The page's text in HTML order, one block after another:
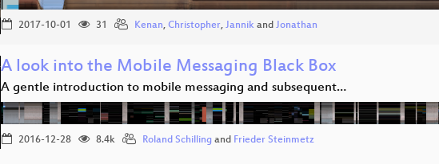
2017-10-01 31 Kenan, Christopher, Jannik and Jonathan
A look into the Mobile Messaging Black Box
A gentle introduction to mobile messaging and subsequent…
2016-12-28 8.4k Roland Schilling and Frieder Steinmetz